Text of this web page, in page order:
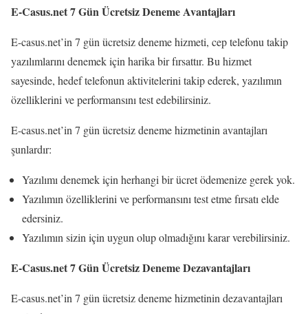
E-Casus.net 7 Gün Ücretsiz Deneme Avantajları
E-casus.net’in 7 gün ücretsiz deneme hizmeti, cep telefonu takip
yazılımlarını denemek için harika bir fırsattır. Bu hizmet
sayesinde, hedef telefonun aktivitelerini takip ederek, yazılımın
özelliklerini ve performansını test edebilirsiniz.
E-casus.net’in 7 gün ücretsiz deneme hizmetinin avantajları
şunlardır:
Yazılımı denemek için herhangi bir ücret ödemenize gerek yok.
Yazılımın özelliklerini ve performansını test etme fırsatı elde
edersiniz.
Yazılımın sizin için uygun olup olmadığını karar verebilirsiniz.
E-Casus.net 7 Gün Ücretsiz Deneme Dezavantajları
E-casus.net’in 7 gün ücretsiz deneme hizmetinin dezavantajları